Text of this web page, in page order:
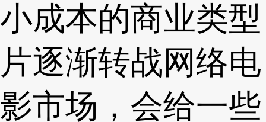
小成本的商业类型
片逐渐转战网络电
影市场，会给一些